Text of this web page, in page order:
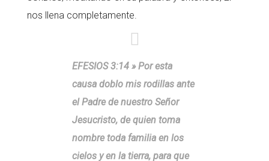
nos llena completamente.
EFESIOS 3:14 » Por esta
causa doblo mis rodillas ante
el Padre de nuestro Señor
Jesucristo, de quien toma
nombre toda familia en los
cielos y en la tierra, para que